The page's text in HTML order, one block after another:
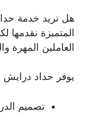
هل تريد خدمة
المتميزة نقدمها
العاملين المهرة
يوفر حداد درايش
تصميم